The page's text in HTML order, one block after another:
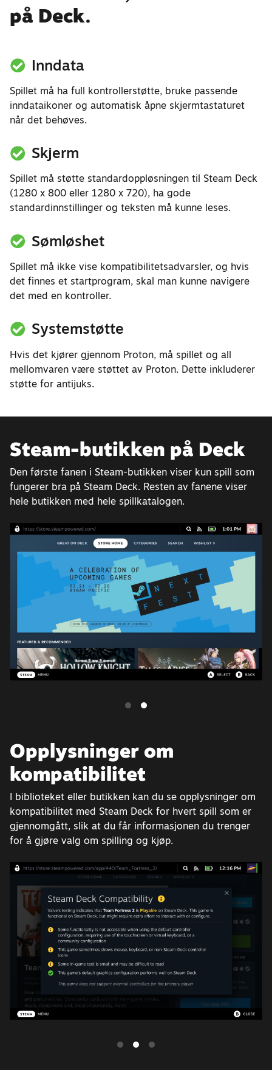
på Deck.
Inndata
Spillet må ha full kontrollerstøtte, bruke passende
inndataikoner og automatisk åpne skjermtastaturet
når det behøves.
Skjerm
Spillet må støtte standardoppløsningen til Steam Deck
(1280 x 800 eller 1280 x 720), ha gode
standardinnstillinger og teksten må kunne leses.
Sømløshet
Spillet må ikke vise kompatibilitetsadvarsler, og hvis
det finnes et startprogram, skal man kunne navigere
det med en kontroller.
Systemstøtte
Hvis det kjører gjennom Proton, må spillet og all
mellomvaren være støttet av Proton. Dette inkluderer
støtte for antijuks.
Steam-butikken på Deck
Den første fanen i Steam-butikken viser kun spill som
fungerer bra på Steam Deck. Resten av fanene viser
hele butikken med hele spillkatalogen.
Opplysninger om
kompatibilitet
I biblioteket eller butikken kan du se opplysninger om
kompatibilitet med Steam Deck for hvert spill som er
gjennomgått, slik at du får informasjonen du trenger
for å gjøre valg om spilling og kjøp.